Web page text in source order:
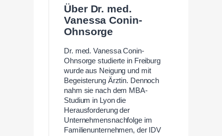
Über Dr. med.
Vanessa Conin-
Ohnsorge
Dr. med. Vanessa Conin-
Ohnsorge studierte in Freiburg
wurde aus Neigung und mit
Begeisterung Ärztin. Dennoch
nahm sie nach dem MBA-
Studium in Lyon die
Herausforderung der
Unternehmensnachfolge im
Familienunternehmen, der IDV